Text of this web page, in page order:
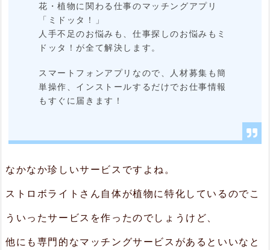
く
2.
人
手
足
消
2.
3.
花・植物に関わる仕事のマッチングアプリ
「ミドッタ！」
人手不足のお悩みも、仕事探しのお悩みもミ
ドッタ！が全て解決します。
スマートフォンアプリなので、人材募集も簡
単操作、インストールするだけでお仕事情報
もすぐに届きます！
なかなか珍しいサービスですよね。
ストロボライトさん自体が植物に特化しているのでこ
ういったサービスを作ったのでしょうけど、
他にも専門的なマッチングサービスがあるといいなと